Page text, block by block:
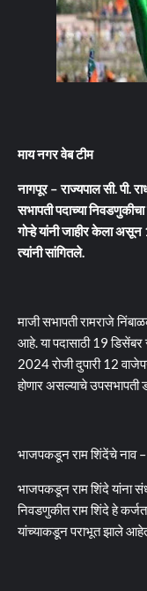
माय नगर वेब टीम
नागपूर – राज्यपाल सी. पी.
सभापती पदाच्या
गोऱ्हे यांनी जाहीर केला
त्यांनी सांगितले.
माजी सभापती रामराजे
आहे. या पदासाठी 19
2024 रोजी दुपारी 12
होणार असल्याचे उपसभापती
भाजपकडून राम शिंदेंचे नाव –
भाजपकडून राम शिंदे यांना
निवडणुकीत राम शिंदे हे
यांच्याकडून पराभूत झाले